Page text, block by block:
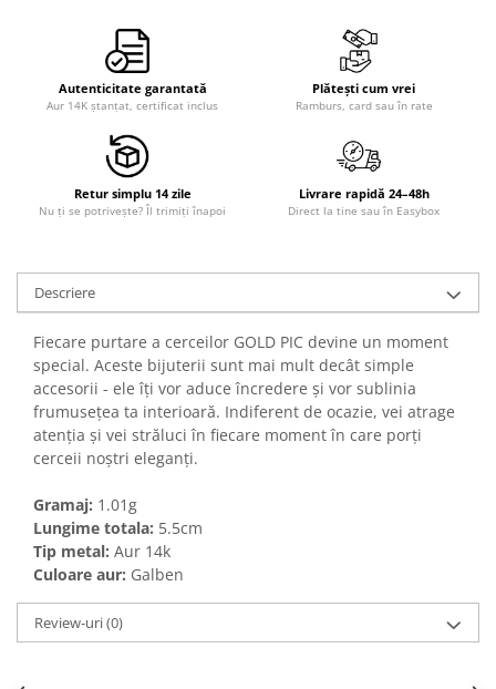
Autenticitate garantată
Aur 14K ștanțat, certificat inclus
Plătești cum vrei
Ramburs, card sau în rate
Retur simplu 14 zile
Nu ți se potrivește? Îl trimiți înapoi
Livrare rapidă 24–48h
Direct la tine sau în Easybox
Descriere
Fiecare purtare a cerceilor GOLD PIC devine un moment
special. Aceste bijuterii sunt mai mult decât simple
accesorii - ele îți vor aduce încredere și vor sublinia
frumusețea ta interioară. Indiferent de ocazie, vei atrage
atenția și vei străluci în fiecare moment în care porți
cerceii noștri eleganți.
Gramaj: 1.01g
Lungime totala: 5.5cm
Tip metal: Aur 14k
Culoare aur: Galben
Review-uri(0)